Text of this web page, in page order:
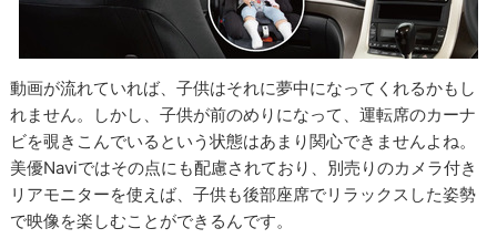
動画が流れていれば、子供はそれに夢中になってくれるかもし
れません。しかし、子供が前のめりになって、運転席のカーナ
ビを覗きこんでいるという状態はあまり関心できませんよね。
美優Naviではその点にも配慮されており、別売りのカメラ付き
リアモニターを使えば、子供も後部座席でリラックスした姿勢
で映像を楽しむことができるんです。